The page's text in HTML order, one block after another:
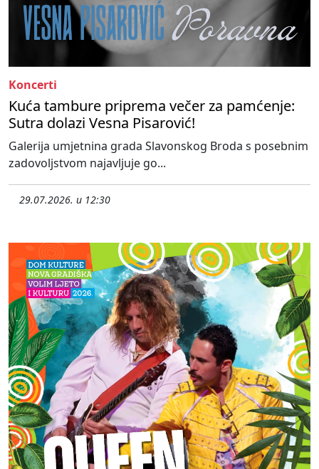
Koncerti
Kuća tambure priprema večer za pamćenje:
Sutra dolazi Vesna Pisarović!
Galerija umjetnina grada Slavonskog Broda s posebnim
zadovoljstvom najavljuje go...
29.07.2026. u 12:30